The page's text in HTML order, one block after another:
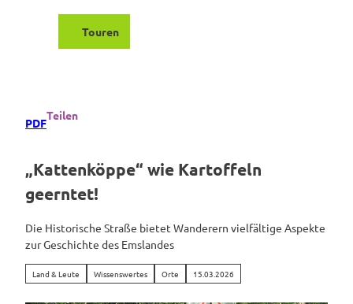
Touren
PDF
Teilen
„Kattenköppe“ wie Kartoffeln
geerntet!
Die Historische Straße bietet Wanderern vielfältige Aspekte
zur Geschichte des Emslandes
Land & Leute Wissenswertes Orte 15.03.2026